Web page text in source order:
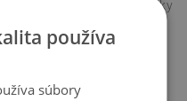
a štýlový vzhľad. Krátky
silikónová
použitie bez
používa
súbory